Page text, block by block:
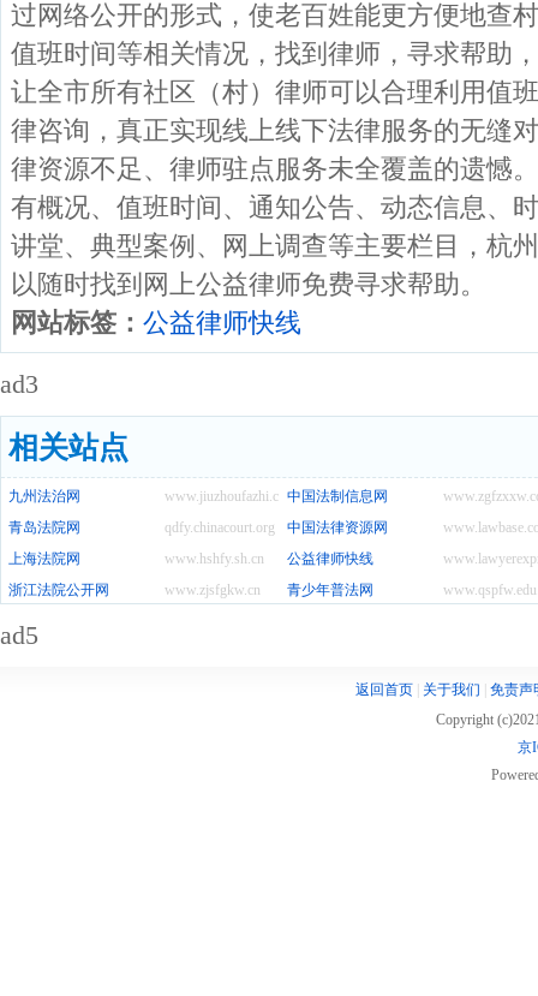
过网络公开的形式，使老百姓能更方便地查
值班时间等相关情况，找到律师，寻求帮助
让全市所有社区（村）律师可以合理利用值
律咨询，真正实现线上线下法律服务的无缝
律资源不足、律师驻点服务未全覆盖的遗憾
有概况、值班时间、通知公告、动态信息、
讲堂、典型案例、网上调查等主要栏目，杭
以随时找到网上公益律师免费寻求帮助。
网站标签： 公益律师快线
ad3
相关站点
www.jiuzhoufazhi.com
九州法治网
中国法制信息网
qdfy.chinacourt.org
青岛法院网
中国法律资源网
www.hshfy.sh.cn
上海法院网
公益律师快线
www.zjsfgkw.cn
浙江法院公开网 青少年普法网
ad5
返回首页| 关于我们
免责声
Copyright
京